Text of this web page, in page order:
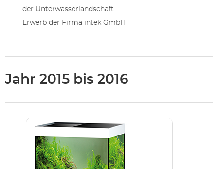
der Unterwasserlandschaft.
Erwerb der Firma intek GmbH
Jahr 2015 bis 2016